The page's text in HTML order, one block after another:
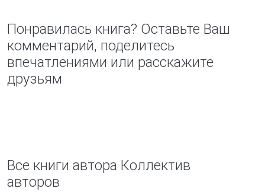
Понравилась книга? Оставьте Ваш
комментарий, поделитесь
впечатлениями или расскажите
друзьям
Все книги автора Коллектив
авторов